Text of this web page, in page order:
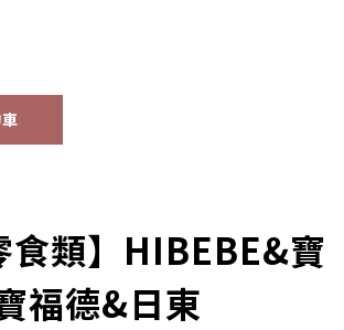
9個月
食類】HIBEBE&寶
福德&日東